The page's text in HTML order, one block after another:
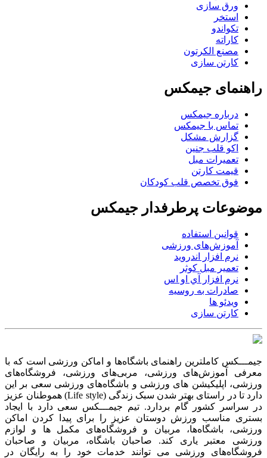
ورق سازی
استخر
تکواندو
کاراته
مصنع الکرتون
کارتن سازی
راهنمای جیمکس
درباره جیمکس
تماس با جیمکس
گزارش مشکل
اکو قلب جنین
تعمیرات مبل
قیمت کارتن
فوق تخصص قلب کودکان
موضوعات پرطرفدار جیمکس
قوانین استفاده
آموزش‌های ورزشی
نرم افزار اندروید
تعمیر مبل کوثر
نرم افزار آي او اس
صادرات به روسیه
ویدئو ها
کارتن سازی
جیمـــکس کاملترین راهنمای باشگاه‌ها و اماکن ورزشی است که با
معرفی آموزش‌های ورزشی، مربی‌های ورزشی، فروشگاه‌های
ورزشی، اپلیکیشن های ورزشی و باشگاه‌های ورزشی سعی بر این
دارد تا در راستای بهتر شدن سبک زندگی (Life style) هموطنان عزیز
در سراسر کشور گام بردارد. تیم جیمـــکس سعی دارد با ایجاد
بستری مناسب ورزش دوستان عزیز را برای پیدا کردن اماکن
ورزشی، باشگاه‌ها، مربیان و فروشگاه‌های مکمل ها و لوازم
ورزشی معتبر یاری کند. صاحبان باشگاه‌، مربیان و صاحبان
فروشگاه‌های ورزشی می توانند خدمات خود را به رایگان در